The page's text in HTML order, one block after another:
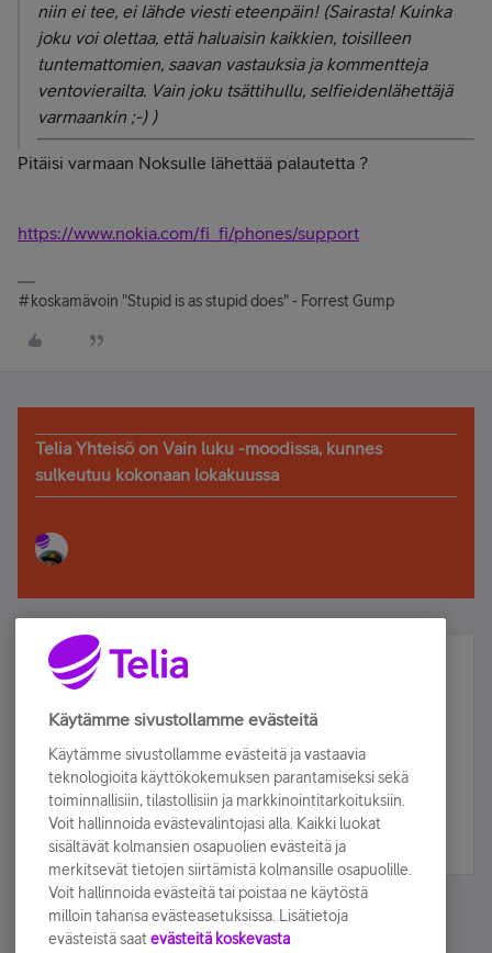
niin ei tee, ei lähde viesti eteenpäin! (Sairasta! Kuinka
joku voi olettaa, että haluaisin kaikkien, toisilleen
tuntemattomien, saavan vastauksia ja kommentteja
ventovierailta. Vain joku tsättihullu, selfieidenlähettäjä
varmaankin ;-) )
Pitäisi varmaan Noksulle lähettää palautetta ?
https://www.nokia.com/fi_fi/phones/support
#koskamävoin "Stupid is as stupid does" - Forrest Gump
Telia Yhteisö on Vain luku -moodissa, kunnes
sulkeutuu kokonaan lokakuussa
Älä jää paitsi – osallistu ja voita!
Tilaa Telian uutiskirje ja olet mukana arvonnassa.
sähköpostiisi.
Tilaa nyt
Käytämme sivustollamme evästeitä
Käytämme sivustollamme evästeitä ja vastaavia
teknologioita käyttökokemuksen parantamiseksi sekä
toiminnallisiin, tilastollisiin ja markkinointitarkoituksiin.
Voit hallinnoida evästevalintojasi alla. Kaikki luokat
sisältävät kolmansien osapuolien evästeitä ja
merkitsevät tietojen siirtämistä kolmansille osapuolille.
Voit hallinnoida evästeitä tai poistaa ne käytöstä
milloin tahansa evästeasetuksissa. Lisätietoja
evästeistä saat evästeitä koskevasta